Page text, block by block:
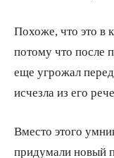
Похоже, что это в
потому что после
еще угрожал
исчезла из его
Вместо этого
придумали новый